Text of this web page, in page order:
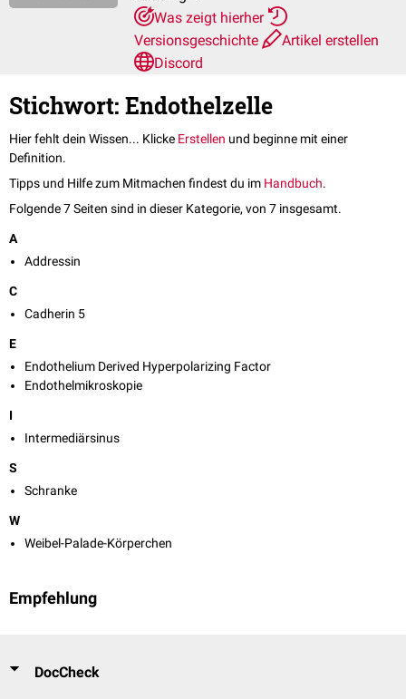
Was zeigt hierher
Versionsgeschichte
Artikel erstellen
Discord
Stichwort: Endothelzelle
Hier fehlt dein Wissen... Klicke Erstellen und beginne mit einer
Definition.
Tipps und Hilfe zum Mitmachen findest du im Handbuch.
Folgende 7 Seiten sind in dieser Kategorie, von 7 insgesamt.
A
Addressin
C
Cadherin 5
E
Endothelium Derived Hyperpolarizing Factor
Endothelmikroskopie
I
Intermediärsinus
S
Schranke
W
Weibel-Palade-Körperchen
Empfehlung
DocCheck